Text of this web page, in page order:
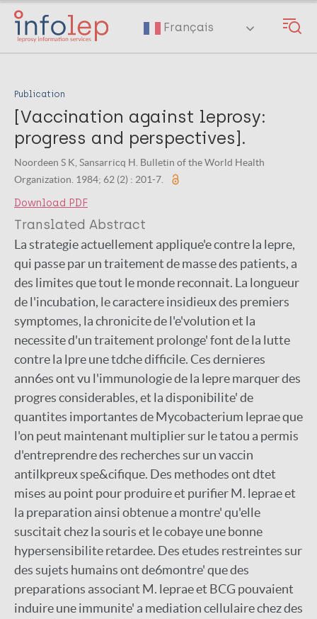
Skip
main
Français
Publication
[Vaccination against leprosy:
progress and perspectives].
Noordeen S K, Sansarricq H. Bulletin of the World Health
Organization. 1984; 62 (2) : 201-7.
Download PDF
Translated Abstract
La strategie actuellement applique'e contre la lepre,
qui passe par un traitement de masse des patients, a
des limites que tout le monde reconnait. La longueur
de l'incubation, le caractere insidieux des premiers
symptomes, la chronicite de l'e'volution et la
necessite d'un traitement prolonge' font de la lutte
contre la lpre une tdche difficile. Ces dernieres
ann6es ont vu l'immunologie de la lepre marquer des
progres considerables, et la disponibilite' de
quantites importantes de Mycobacterium leprae que
l'on peut maintenant multiplier sur le tatou a permis
d'entreprendre des recherches sur un vaccin
antilkpreux spe&cifique. Des methodes ont dtet
mises au point pour produire et purifier M. leprae et
la preparation ainsi obtenue a montre' qu'elle
suscitait chez la souris et le cobaye une bonne
hypersensibilite retardee. Des etudes restreintes sur
des sujets humains ont de6montre' que des
preparations associant M. leprae et BCG pouvaient
induire une immunite' a mediation cellulaire chez des